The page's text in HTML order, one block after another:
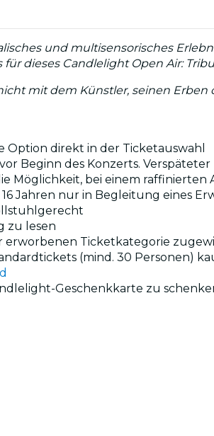
und multisensorisches
dieses Candlelight Open Air:
mit dem Künstler, seinen
Option direkt in der Ticketauswahl
Beginn des Konzerts.
Möglichkeit, bei einem raffinierten
Jahren nur in Begleitung eines
zu lesen
Ticketkategorie
(mind. 30 Personen)
Geschenkkarte zu